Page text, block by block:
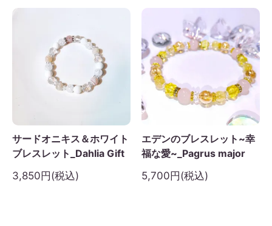
サードオニキス＆ホワイト
ブレスレット_Dahlia Gift
3,850円(税込)
エデンのブレスレット~幸
福な愛~_Pagrus major
5,700円(税込)